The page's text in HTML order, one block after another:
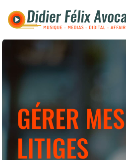
GÉRER MES
LITIGES